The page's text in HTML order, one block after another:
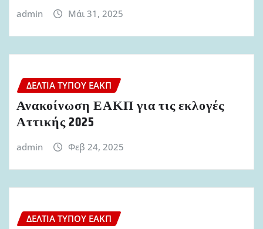
admin Μάι 31, 2025
ΔΕΛΤΊΑ ΤΎΠΟΥ ΕΑΚΠ
Ανακοίνωση ΕΑΚΠ για τις εκλογές
Αττικής 2025
admin Φεβ 24, 2025
ΔΕΛΤΊΑ ΤΎΠΟΥ ΕΑΚΠ